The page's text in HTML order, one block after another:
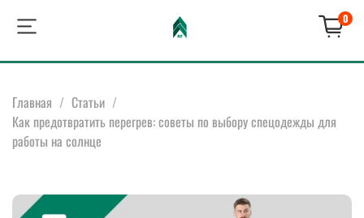
0
Главная
Статьи
Как предотвратить перегрев: советы по выбору спецодежды для
работы на солнце